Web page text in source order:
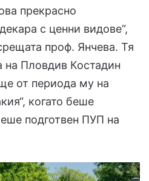
прекрасно
с ценни видове“,
проф. Янчева. Тя
на Пловдив Костадин
от периода му на
когато беше
подготвен ПУП на